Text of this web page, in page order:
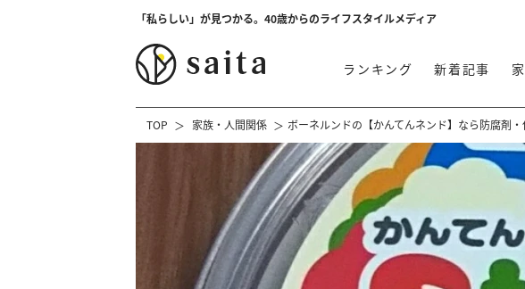
「私らしい」が見つかる。40歳からのライフスタイルメディア
ランキング 新着記事
TOP 家族・人間関係 ボーネルンドの【かんてんネンド】なら防腐剤